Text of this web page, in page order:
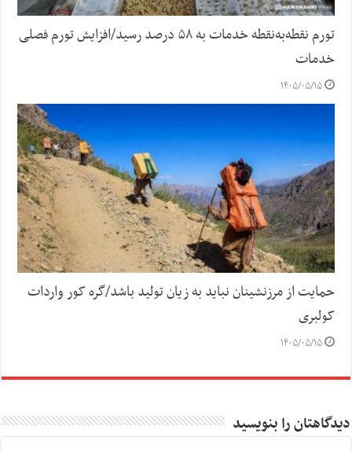
تورم نقطه‌به‌نقطه خدمات به ۵۸ درصد رسید/افزایش تورم فصلی
خدمات
۱۴۰۵/۰۵/۱۵
حمایت از مرزنشینان نباید به زیان تولید باشد/گره کور واردات
کولبری
۱۴۰۵/۰۵/۱۵
دیدگاهتان را بنویسید